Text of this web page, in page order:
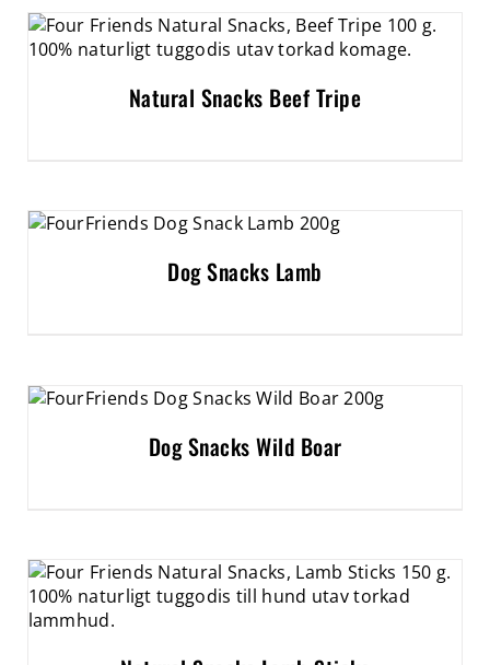
Natural Snacks Beef Tripe
Dog Snacks Lamb
Dog Snacks Wild Boar